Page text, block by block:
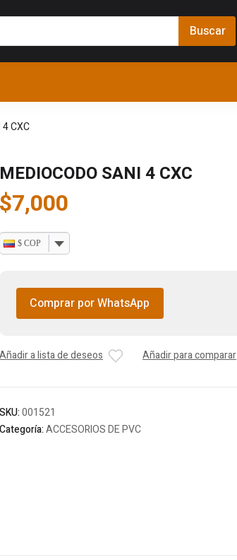
4 CXC
MEDIOCODO SANI 4 CXC
$7,000
$ COP
Comprar por WhatsApp
Añadir a lista de deseos Añadir para comparar
SKU:001521
Categoría:ACCESORIOS DE PVC